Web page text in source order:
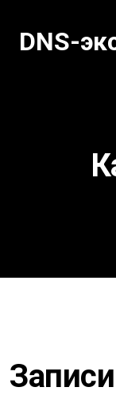
содержанию
DNS-
Записи